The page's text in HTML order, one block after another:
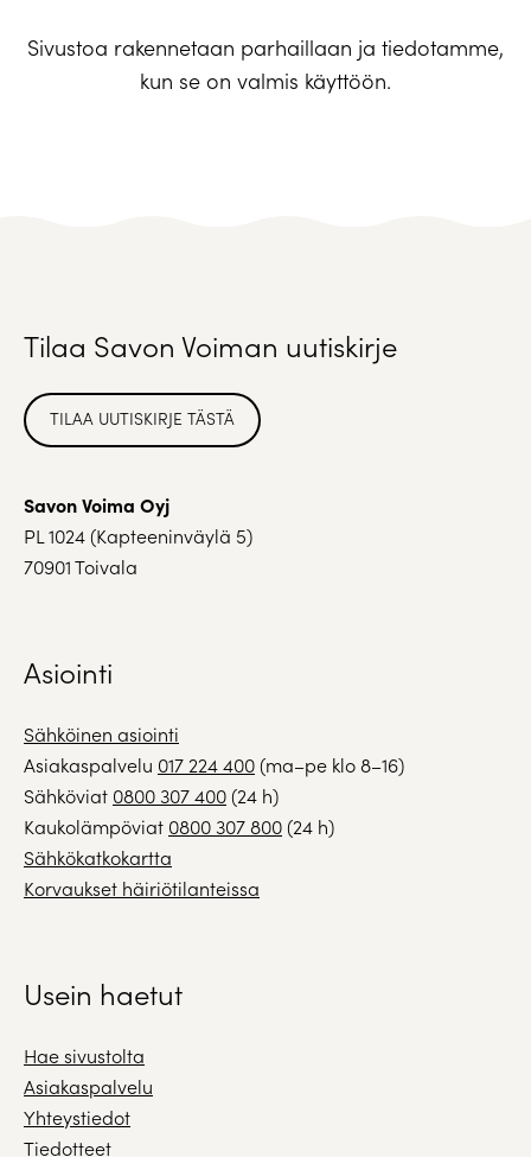
Sivustoa rakennetaan parhaillaan ja tiedotamme,
kun se on valmis käyttöön.
Tilaa Savon Voiman uutiskirje
TILAA UUTISKIRJE TÄSTÄ
Savon Voima Oyj
PL 1024 (Kapteeninväylä 5)
70901 Toivala
Asiointi
Sähköinen asiointi
Asiakaspalvelu 017 224 400(ma–pe klo 8–16)
Sähköviat 0800 307 400(24 h)
Kaukolämpöviat 0800 307 800(24 h)
Sähkökatkokartta
Korvaukset häiriötilanteissa
Usein haetut
Hae sivustolta
Asiakaspalvelu
Yhteystiedot
Tiedotteet